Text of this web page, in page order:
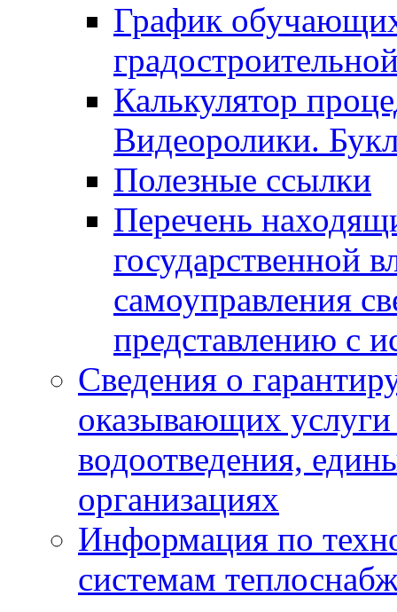
График
Калькулятор
Видеоролики.
Полезные ссылки
Перечень
государственной
самоуправления
представлению с
Сведения о
оказывающих
водоотведения,
организациях
Информация по
системам